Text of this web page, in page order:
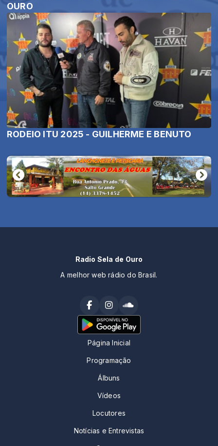
OURO
RODEIO ITU 2025 - GUILHERME E BENUTO
Radio Sela de Ouro
A melhor web rádio do Brasil.
Página Inicial
Programação
Álbuns
Vídeos
Locutores
Notícias e Entrevistas